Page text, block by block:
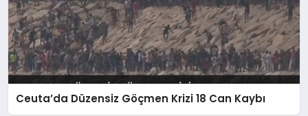
Ceuta’da Düzensiz Göçmen Krizi 18 Can Kaybı